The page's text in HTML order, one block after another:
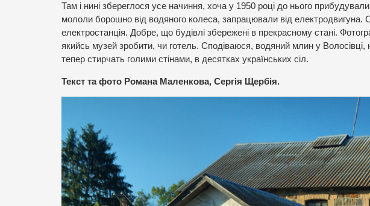
Там і нині збереглося усе начиння, хоча у 1950 році до нього
мололи борошно від водяного колеса, запрацювали від електродвигуна.
електростанція. Добре, що будівлі збережені в прекрасному стані.
якийсь музей зробити, чи готель. Сподіваюся, водяний млин у Волосівці,
тепер стирчать голими стінами, в десятках українських сіл.
Текст та фото Романа Маленкова, Сергія Щербія.